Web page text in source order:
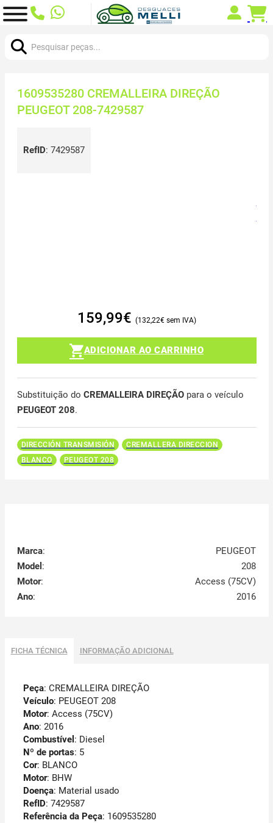
1609535280 CREMALLEIRA DIREÇÃO
PEUGEOT 208-7429587
RefID: 7429587
159,99€ 132,22€
ADICIONAR AO CARRINHO
Substituição do CREMALLEIRA DIREÇÃOpara o veículo
PEUGEOT 208.
DIRECCIÓN TRANSMISIÓN
CREMALLERA DIRECCION
BLANCO
PEUGEOT 208
Marca:
PEUGEOT
Model :
208
Motor:
Access (75CV)
Ano: 2016
FICHA TÉCNICA INFORMAÇÃO ADICIONAL
Peça: CREMALLEIRA DIREÇÃO
Veículo: PEUGEOT 208
Motor: Access (75CV)
Ano: 2016
Combustível : Diesel
Nº de portas: 5
Cor: BLANCO
Motor: BHW
Doença: Material usado
RefID: 7429587
Referência da Peça: 1609535280